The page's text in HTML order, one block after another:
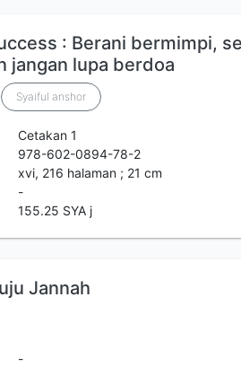
: Berani bermimpi,
jangan lupa berdoa
Syaiful anshor
Cetakan 1
978-602-0894-78-2
xvi, 216 halaman ; 21 cm
-
155.25 SYA j
Jannah
-